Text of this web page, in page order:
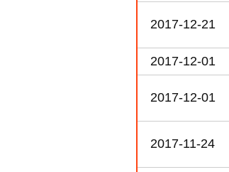
2017-12-21
2017-12-01
2017-12-01
2017-11-24